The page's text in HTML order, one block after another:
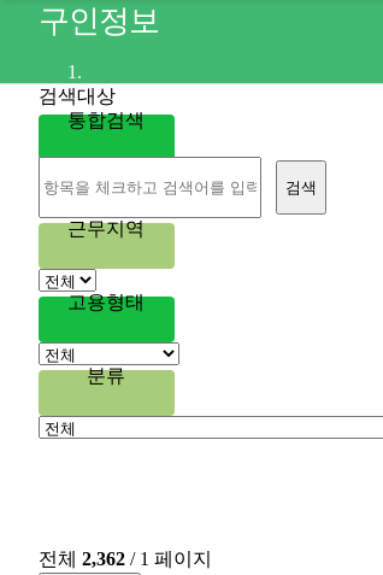
구인정보
구인정보
검색대상
통합검색
검색
근무지역
고용형태
분류
전체 2,362 / 1 페이지